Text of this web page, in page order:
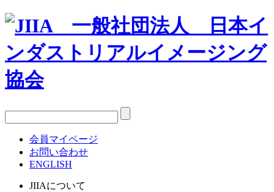
会員マイページ
お問い合わせ
ENGLISH
JIIAについて